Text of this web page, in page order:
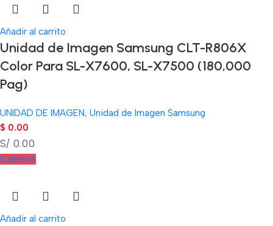
Añadir al carrito
Unidad de Imagen Samsung CLT-R806X
Color Para SL-X7600, SL-X7500 (180,000
Pag)
UNIDAD DE IMAGEN, Unidad de Imagen Samsung
$ 0.00
S/ 0.00
Caliente
Añadir al carrito